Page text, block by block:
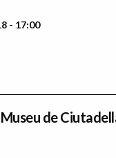
- 17:00
de